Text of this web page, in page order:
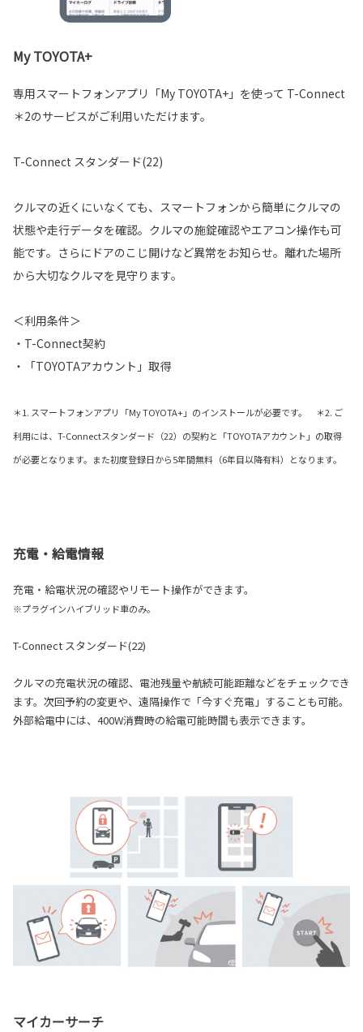
My TOYOTA+
専用スマートフォンアプリ「My TOYOTA+」を使って T-Connect
＊2のサービスがご利用いただけます。
T-Connect スタンダード(22)
クルマの近くにいなくても、スマートフォンから簡単にクルマの
状態や走行データを確認。クルマの施錠確認やエアコン操作も可
能です。さらにドアのこじ開けなど異常をお知らせ。離れた場所
から大切なクルマを見守ります。
＜利用条件＞
・T-Connect契約
・「TOYOTAアカウント」取得
＊1. スマートフォンアプリ「My TOYOTA+」のインストールが必要です。 ＊2. ご
利用には、T-Connectスタンダード（22）の契約と「TOYOTAアカウント」の取得
が必要となります。また初度登録日から5年間無料（6年目以降有料）となります。
充電・給電情報
充電・給電状況の確認やリモート操作ができます。
※プラグインハイブリッド車のみ。
T-Connect スタンダード(22)
クルマの充電状況の確認、電池残量や航続可能距離などをチェックでき
ます。次回予約の変更や、遠隔操作で「今すぐ充電」することも可能。
外部給電中には、400W消費時の給電可能時間も表示できます。
マイカーサーチ